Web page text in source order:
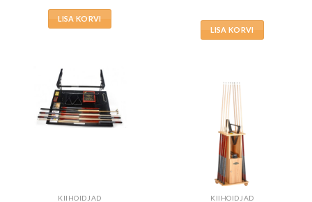
LISA KORVI
LISA KORVI
KIIHOIDJAD KIIHOIDJAD